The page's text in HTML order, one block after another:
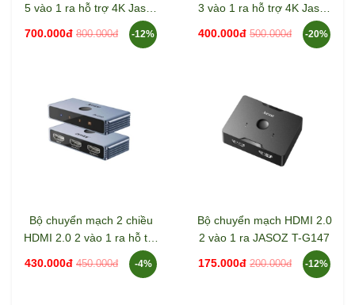
5 vào 1 ra hỗ trợ 4K Jasoz
700.000đ 800.000đ -12%
3 vào 1 ra hỗ trợ 4K Jasoz
400.000đ 500.000đ -20%
Bộ chuyển mạch 2 chiều
HDMI 2.0 2 vào 1 ra hỗ trợ
8K Jasoz T-G175
430.000đ 450.000đ -4%
Bộ chuyển mạch HDMI 2.0
2 vào 1 ra JASOZ T-G147
175.000đ 200.000đ -12%